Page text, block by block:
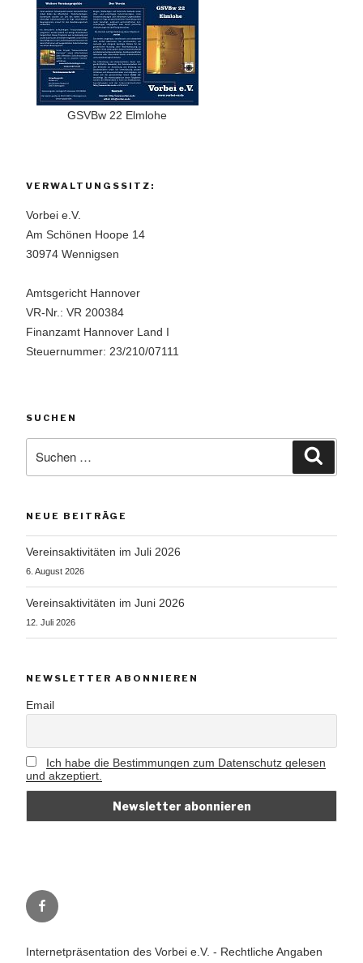
GSVBw 22 Elmlohe
VERWALTUNGSSITZ:
Vorbei e.V.
Am Schönen Hoope 14
30974 Wennigsen
Amtsgericht Hannover
VR-Nr.: VR 200384
Finanzamt Hannover Land I
Steuernummer: 23/210/07111
SUCHEN
nach:
NEUE BEITRÄGE
Vereinsaktivitäten im Juli 2026
6. August 2026
Vereinsaktivitäten im Juni 2026
12. Juli 2026
NEWSLETTER ABONNIEREN
Email
Ich habe die Bestimmungen zum Datenschutz gelesen
und akzeptiert.
Vorbei
e.V.
Facebook
Internetpräsentation des Vorbei e.V. - Rechtliche Angaben